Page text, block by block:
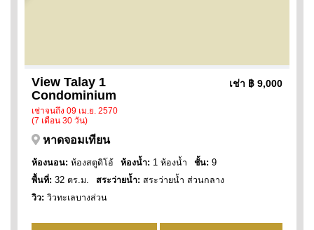
View Talay 1
Condominium
เช่าจนถึง 09 เม.ย. 2570
(7 เดือน 30 วัน)
เช่า ฿ 9,000
หาดจอมเทียน
ห้องนอน: ห้องสตูดิโอ้ ห้องน้ำ: 1 ห้องน้ำ ชั้น: 9
พื้นที่: 32 ตร.ม. สระว่ายน้ำ: สระว่ายน้ำ ส่วนกลาง
วิว: วิวทะเลบางส่วน